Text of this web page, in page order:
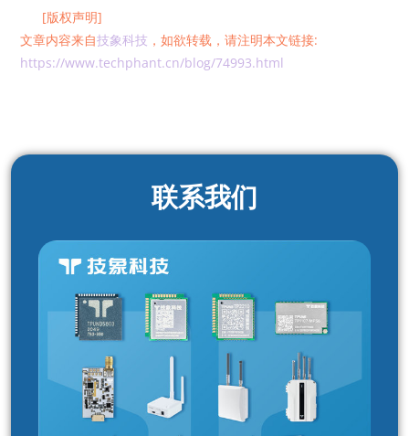
[版权声明]
文章内容来自技象科技 ，如欲转载，请注明本文链接:
https://www.techphant.cn/blog/74993.html
联系我们